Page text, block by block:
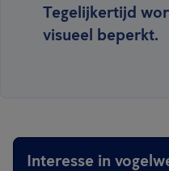
Tegelijkertijd
visueel beperkt.
Interesse in